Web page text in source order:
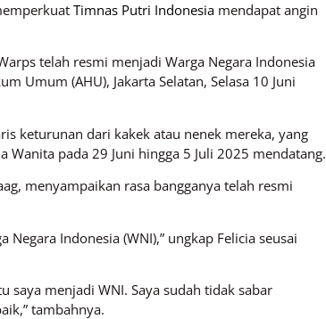
Timnas Putri Indonesia mendapat angin
telah resmi menjadi Warga Negara Indonesia
Umum (AHU), Jakarta Selatan, Selasa 10 Juni
keturunan dari kakek atau nenek mereka, yang
pada 29 Juni hingga 5 Juli 2025 mendatang.
menyampaikan rasa bangganya telah resmi
Indonesia (WNI),” ungkap Felicia seusai
saya menjadi WNI. Saya sudah tidak sabar
tambahnya.